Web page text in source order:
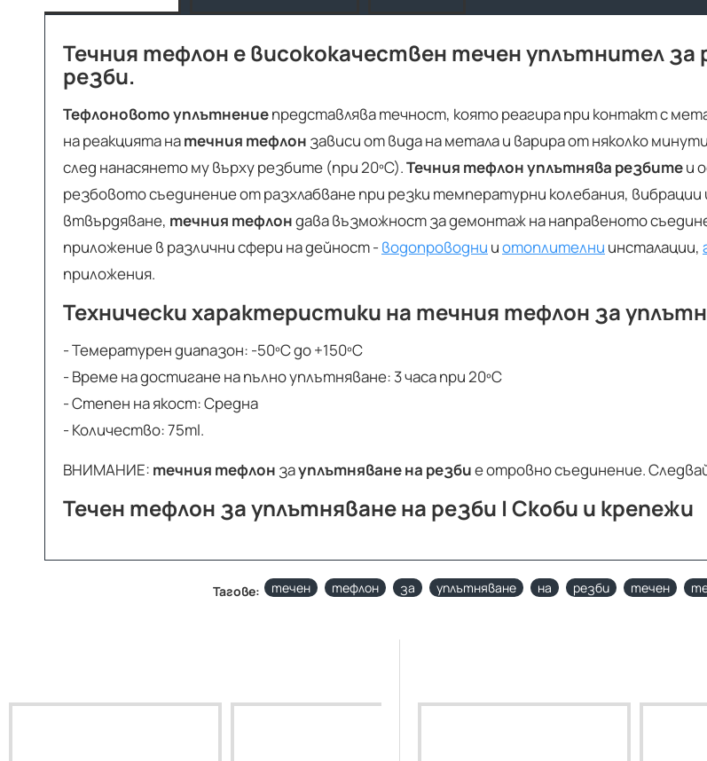
Течния тефлон е висококачествен течен уплътнител за
резби.
Тефлоновото уплътнениепредставлява течност, която реагира при контакт с
на реакцията натечния тефлон зависи от вида на метала и варира от няколко
след нанасянето му върху резбите (при 20ºС).Течния тефлонуплътнява резбитеи
резбовото съединение от разхлабване при резки температурни колебания,
втвърдяване, течния тефлондава възможност за демонтаж на направеното
приложение в различни сфери на дейност - водопроводни иотоплителни инсталации,
приложения.
Технически характеристики на течния тефлон за
- Темературен диапазон: -50ºС до +150ºС
- Време на достигане на пълно уплътняване: 3 часа при 20ºС
- Степен на якост: Средна
- Количество: 75ml.
ВНИМАНИЕ: течния тефлон зауплътняване на резбие отровно съединение.
Течен тефлон за уплътняване на резби | Скоби и крепежи
Тагове: течен тефлон за уплътняване на резби течен